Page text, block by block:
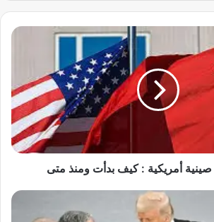
الوي
ب
أمريكية : كيف بدأت ومنذ متى